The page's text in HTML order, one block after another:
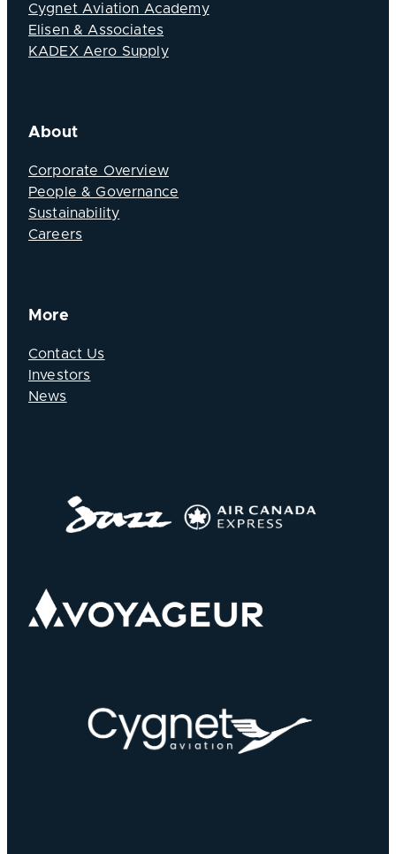
Cygnet Aviation Academy
Elisen & Associates
KADEX Aero Supply
About
Corporate Overview
People & Governance
Sustainability
Careers
More
Contact Us
Investors
News